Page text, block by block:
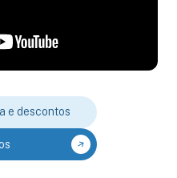
e descontos